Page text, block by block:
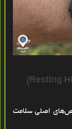
(Resting
اصلی سلامت